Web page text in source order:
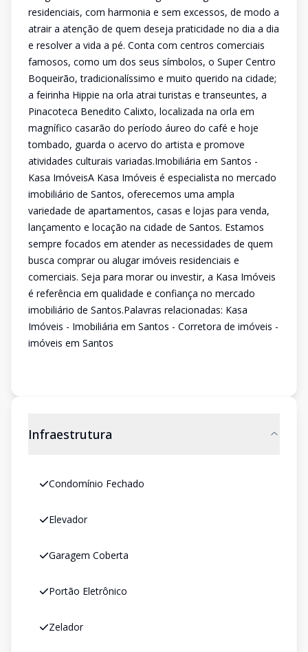
residenciais, com harmonia e sem excessos, de modo a
atrair a atenção de quem deseja praticidade no dia a dia
e resolver a vida a pé. Conta com centros comerciais
famosos, como um dos seus símbolos, o Super Centro
Boqueirão, tradicionalíssimo e muito querido na cidade;
a feirinha Hippie na orla atrai turistas e transeuntes, a
Pinacoteca Benedito Calixto, localizada na orla em
magnífico casarão do período áureo do café e hoje
tombado, guarda o acervo do artista e promove
atividades culturais variadas.Imobiliária em Santos -
Kasa ImóveisA Kasa Imóveis é especialista no mercado
imobiliário de Santos, oferecemos uma ampla
variedade de apartamentos, casas e lojas para venda,
lançamento e locação na cidade de Santos. Estamos
sempre focados em atender as necessidades de quem
busca comprar ou alugar imóveis residenciais e
comerciais. Seja para morar ou investir, a Kasa Imóveis
é referência em qualidade e confiança no mercado
imobiliário de Santos.Palavras relacionadas: Kasa
Imóveis - Imobiliária em Santos - Corretora de imóveis -
imóveis em Santos
Infraestrutura
Condomínio Fechado
Elevador
Garagem Coberta
Portão Eletrônico
Zelador